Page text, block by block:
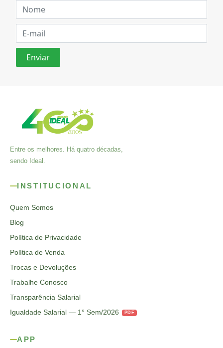
Entre os melhores. Há quatro décadas,
sendo Ideal.
INSTITUCIONAL
Quem Somos
Blog
Política de Privacidade
Política de Venda
Trocas e Devoluções
Trabalhe Conosco
Transparência Salarial
Igualdade Salarial — 1° Sem/2026
PDF
APP